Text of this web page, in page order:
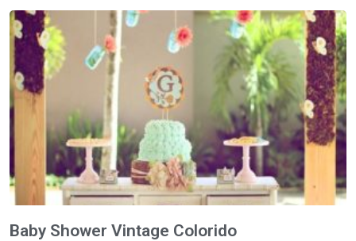
Baby Shower Vintage Colorido